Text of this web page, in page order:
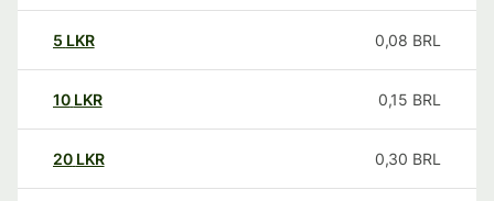
5 LKR 0,08 BRL
10 LKR 0,15 BRL
20 LKR 0,30 BRL